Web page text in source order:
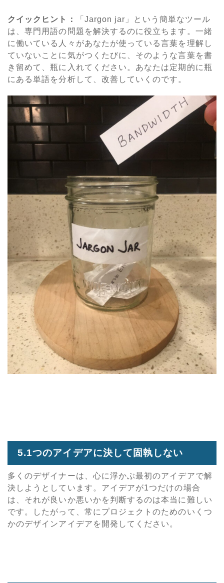
クイックヒント：
「Jargon jar」という簡単なツール
は、専門用語の問題を解決するのに役立ちます。一緒
に働いている人々があなたが使っている言葉を理解し
ていないことに気がつくたびに、そのような言葉を書
き留めて、瓶に入れてください。あなたは定期的に瓶
にある単語を分析して、改善していくのです。
5.1つのアイデアに決して固執しない
多くのデザイナーは、心に浮かぶ最初のアイデアで解
決しようとしています。アイデアが1つだけの場合
は、それが良いか悪いかを判断するのは本当に難しい
です。したがって、常にプロジェクトのためのいくつ
かのデザインアイデアを開発してください。